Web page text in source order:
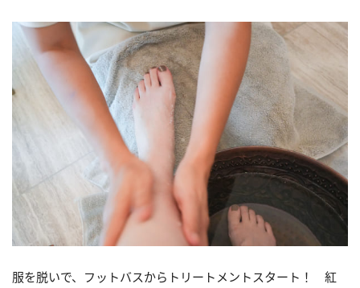
服を脱いで、フットバスからトリートメントスタート！ 紅